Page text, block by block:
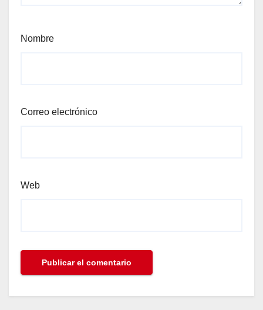
Nombre
Correo electrónico
Web